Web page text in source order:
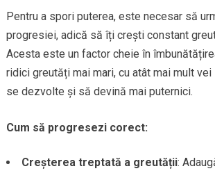
Pentru a spori puterea, este necesar să
progresiei, adică să îți crești constant
Acesta este un factor cheie în
ridici greutăți mai mari, cu atât mai mult
se dezvolte și să devină mai puternici.
Cum să progresezi corect:
Creșterea treptată a greutății: